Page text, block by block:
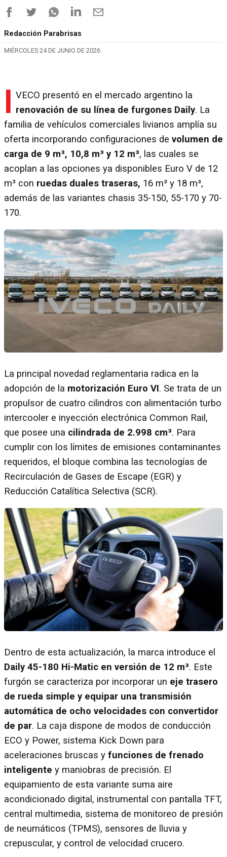
Redacción Parabrisas
MIÉRCOLES 24 DE JUNIO DE 2026
I VECO presentó en el mercado argentino la
renovación de su línea de furgones Daily. La
familia de vehículos comerciales livianos amplía su
oferta incorporando configuraciones de volumen de
carga de 9 m³, 10,8 m³ y 12 m³, las cuales se
acoplan a las opciones ya disponibles Euro V de 12
m³ con ruedas duales traseras, 16 m³ y 18 m³,
además de las variantes chasis 35-150, 55-170 y 70-
170.
La principal novedad reglamentaria radica en la
adopción de la motorización Euro VI. Se trata de un
propulsor de cuatro cilindros con alimentación turbo
intercooler e inyección electrónica Common Rail,
que posee una cilindrada de 2.998 cm³. Para
cumplir con los límites de emisiones contaminantes
requeridos, el bloque combina las tecnologías de
Recirculación de Gases de Escape (EGR) y
Reducción Catalítica Selectiva (SCR).
Dentro de esta actualización, la marca introduce el
Daily 45-180 Hi-Matic en versión de 12 m³. Este
furgón se caracteriza por incorporar un eje trasero
de rueda simple y equipar una transmisión
automática de ocho velocidades con convertidor
de par. La caja dispone de modos de conducción
ECO y Power, sistema Kick Down para
aceleraciones bruscas y funciones de frenado
inteligente y maniobras de precisión. El
equipamiento de esta variante suma aire
acondicionado digital, instrumental con pantalla TFT,
central multimedia, sistema de monitoreo de presión
de neumáticos (TPMS), sensores de lluvia y
crepuscular, y control de velocidad crucero.